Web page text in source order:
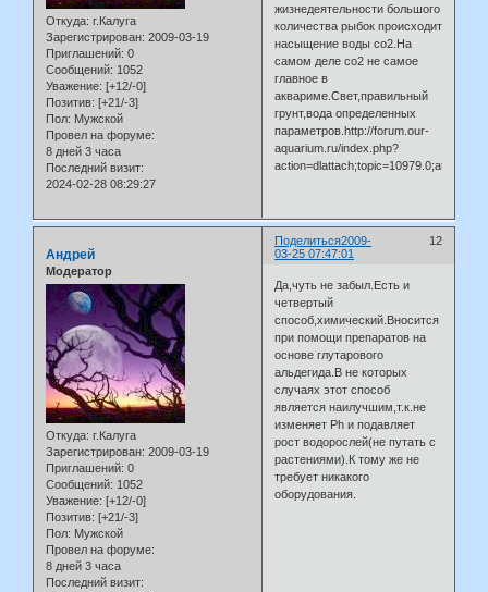
Откуда: г.Калуга
Зарегистрирован: 2009-03-19
Приглашений: 0
Сообщений: 1052
Уважение: [+12/-0]
Позитив: [+21/-3]
Пол: Мужской
Провел на форуме:
8 дней 3 часа
Последний визит:
2024-02-28 08:29:27
жизнедеятельности большого
количества рыбок происходит
насыщение воды со2.На
самом деле со2 не самое
главное в
аквариме.Свет,правильный
грунт,вода определенных
параметров.http://forum.our-
aquarium.ru/index.php?
Поделиться 12
2009-
03-25 07:47:01
Андрей
Модератор
Откуда: г.Калуга
Зарегистрирован: 2009-03-19
Приглашений: 0
Сообщений: 1052
Уважение: [+12/-0]
Позитив: [+21/-3]
Пол: Мужской
Провел на форуме:
8 дней 3 часа
Последний визит:
Да,чуть не забыл.Есть и
четвертый
способ,химический.Вносится
при помощи препаратов на
основе глутарового
альдегида.В не которых
случаях этот способ
является наилучшим,т.к.не
изменяет Ph и подавляет
рост водорослей(не путать с
растениями).К тому же не
требует никакого
оборудования.